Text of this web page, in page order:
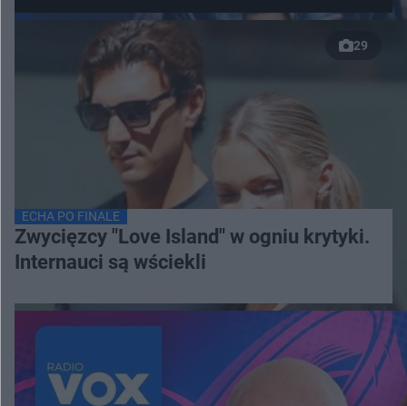
29
ECHA PO FINALE
Zwycięzcy "Love Island" w ogniu krytyki.
Internauci są wściekli